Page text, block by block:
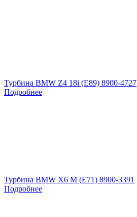
Турбина BMW Z4 18i (E89) 8900-4727
Подробнее
Турбина BMW X6 M (E71) 8900-3391
Подробнее